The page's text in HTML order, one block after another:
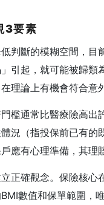
3要素
判斷的模糊空間，
引起，就可能被歸
理論上有機會符合意
檻通常比醫療險高
況（指投保前已有的
應有心理準備，其理
正確觀念。保險核
數值和保單範圍，